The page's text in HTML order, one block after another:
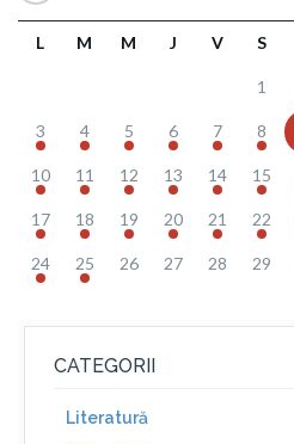
L M M J V S
1
3 4 5 6 7 8
10 11 12 13 14 15
17 18 19 20 21 22
24 25 26 27 28 29
CATEGORII
Literatură